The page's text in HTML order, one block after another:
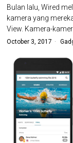
Bulan lalu, Wired
kamera yang
View. Kamera-
October 3, 2017